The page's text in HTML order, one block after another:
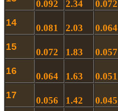
0.092 2.34 0.072
14
0.081 2.03 0.064
15
0.072 1.83 0.057
16
0.064 1.63 0.051
17
0.056 1.42 0.045